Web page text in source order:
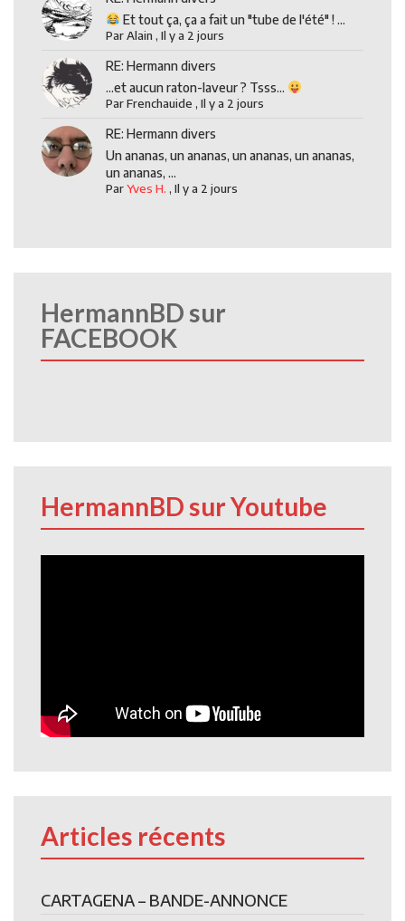
Et tout ça, ça a fait un "tube de l'été" ! ...
ParAlain ,Il y a 2 jours
RE: Hermann divers
...et aucun raton-laveur ? Tsss...
ParFrenchauide ,Il y a 2 jours
RE: Hermann divers
Un ananas, un ananas, un ananas, un ananas,
un ananas, ...
ParYves H. ,Il y a 2 jours
HermannBD sur
FACEBOOK
HermannBD sur Youtube
Articles récents
CARTAGENA – BANDE-ANNONCE